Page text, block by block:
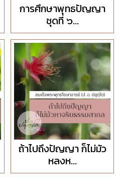
การศึกษาพุทธปัญญา
ชุดที่ ๖...
ถ้าไปถึงปัญญา ก็ไม่มัว
หลงห...